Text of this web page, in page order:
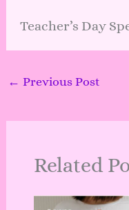
Teacher’s Day
← Previous Post
Related